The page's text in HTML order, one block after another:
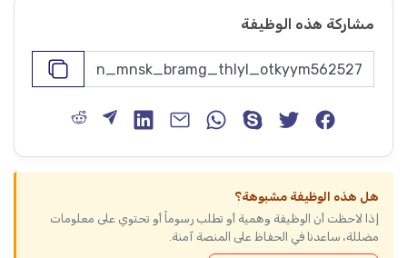
مشاركة هذه الوظيفة
هل هذه الوظيفة مشبوهة؟
إذا لاحظت أن الوظيفة وهمية أو تطلب رسوماً أو تحتوي على معلومات
مضللة، ساعدنا في الحفاظ على المنصة آمنة.